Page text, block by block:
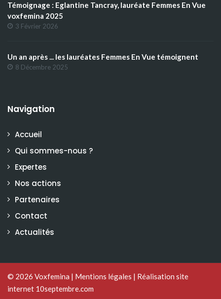
Témoignage : Eglantine Tancray, lauréate Femmes En Vue
voxfemina 2025
3 Février 2026
Un an après ... les lauréates Femmes En Vue témoignent
8 Décembre 2025
Navigation
Accueil
Qui sommes-nous ?
Expertes
Nos actions
Partenaires
Contact
Actualités
© 2026 Voxfemina | Mentions légales | Réalisation site
internet 10septembre.com